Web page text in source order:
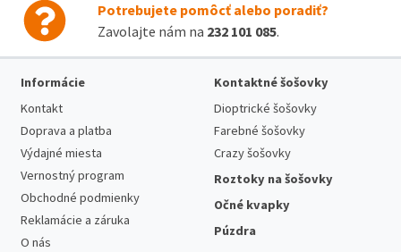
Potrebujete pomôcť alebo poradiť?
Zavolajte nám na 232 101 085.
Informácie
Kontakt
Doprava a platba
Výdajné miesta
Vernostný program
Obchodné podmienky
Reklamácie a záruka
O nás
Kontaktné šošovky
Dioptrické šošovky
Farebné šošovky
Crazy šošovky
Roztoky na šošovky
Očné kvapky
Púzdra